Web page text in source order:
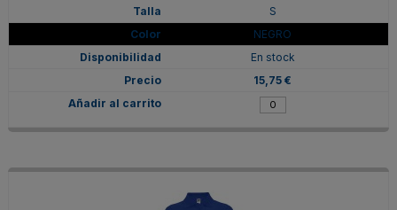
S
NEGRO
En stock
15,75 €